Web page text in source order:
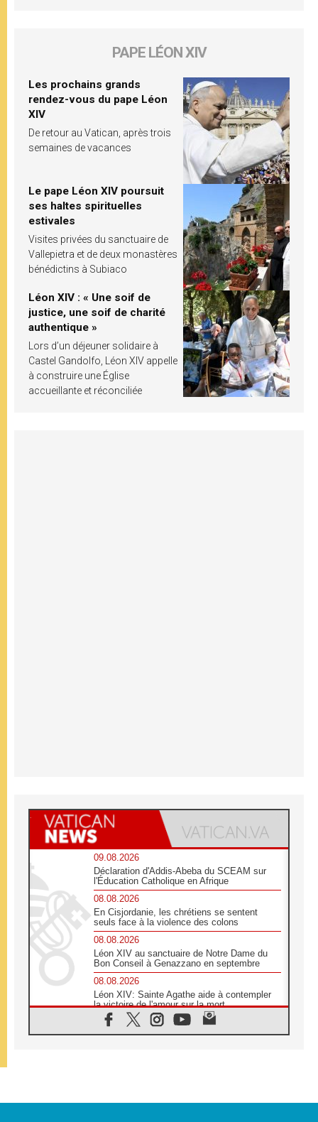
PAPE LÉON XIV
Les prochains grands
rendez-vous du pape Léon
XIV
De retour au Vatican, après trois
semaines de vacances
Le pape Léon XIV poursuit
ses haltes spirituelles
estivales
Visites privées du sanctuaire de
Vallepietra et de deux monastères
bénédictins à Subiaco
Léon XIV : « Une soif de
justice, une soif de charité
authentique »
Lors d’un déjeuner solidaire à
Castel Gandolfo, Léon XIV appelle
à construire une Église
accueillante et réconciliée
09.08.2026
Déclaration d'Addis-Abeba du SCEAM sur
l'Éducation Catholique en Afrique
08.08.2026
En Cisjordanie, les chrétiens se sentent
seuls face à la violence des colons
08.08.2026
Léon XIV au sanctuaire de Notre Dame du
Bon Conseil à Genazzano en septembre
08.08.2026
Léon XIV: Sainte Agathe aide à contempler
la victoire de l'amour sur la mort
08.08.2026
«Relancer l'empathie», le projet Triennal d'art
08.08.2026